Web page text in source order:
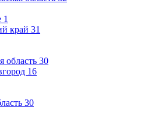
1
край 31
область 30
16
30